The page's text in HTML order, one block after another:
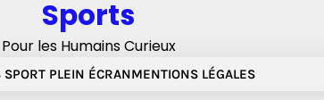
Sports
Pour les Humains Curieux
SPORT PLEIN ÉCRANMENTIONS LÉGALES